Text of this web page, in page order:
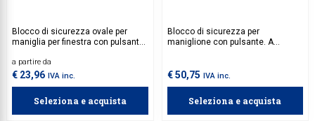
Blocco di sicurezza ovale per
maniglia per finestra con pulsante,
serramento. A seguito del
montaggio del dispositivo, la
maniglia per finestra può essere
premendo il pulsante di sblocco. Il
dispositivo evita che dei
a partire da
€ 23,96 IVA inc.
Seleziona e acquista
Blocco di sicurezza per
maniglione con pulsante. A
essere azionato solo dall'interno
premendo il pulsante di sblocco. Il
malintenzionati possano forzare
l'apertura dall'esterno agendo sul
€ 50,75 IVA inc.
Seleziona e acquista